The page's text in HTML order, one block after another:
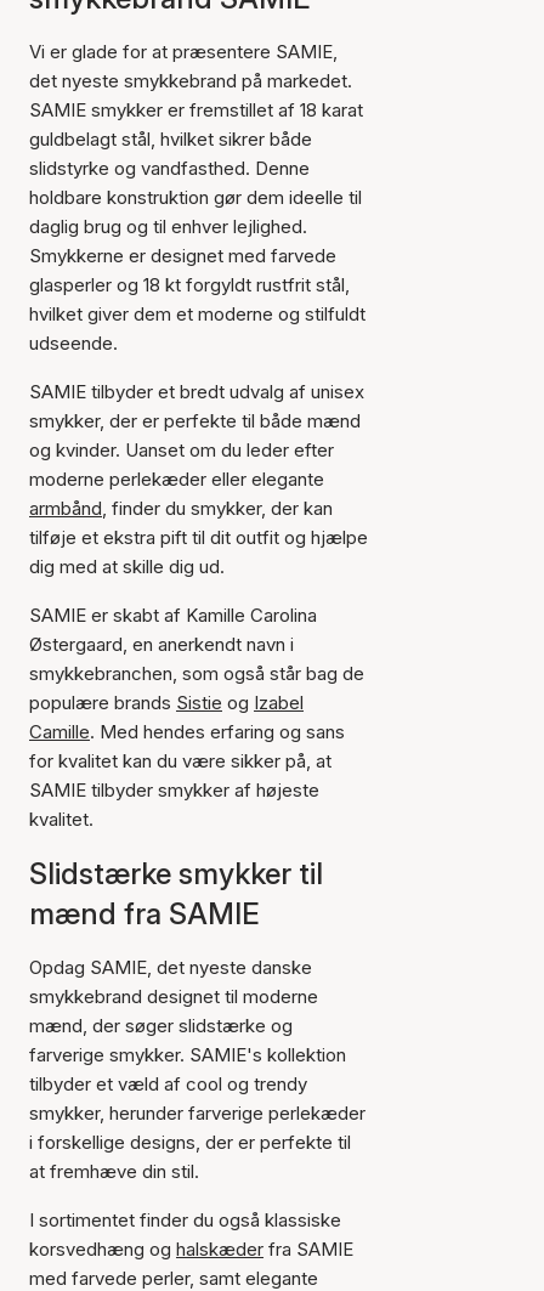
Vi er glade for at præsentere SAMIE,
det nyeste smykkebrand på markedet.
SAMIE smykker er fremstillet af 18 karat
guldbelagt stål, hvilket sikrer både
slidstyrke og vandfasthed. Denne
holdbare konstruktion gør dem ideelle til
daglig brug og til enhver lejlighed.
Smykkerne er designet med farvede
glasperler og 18 kt forgyldt rustfrit stål,
hvilket giver dem et moderne og stilfuldt
udseende.
SAMIE tilbyder et bredt udvalg af unisex
smykker, der er perfekte til både mænd
og kvinder. Uanset om du leder efter
moderne perlekæder eller elegante
armbånd, finder du smykker, der kan
tilføje et ekstra pift til dit outfit og hjælpe
dig med at skille dig ud.
SAMIE er skabt af Kamille Carolina
Østergaard, en anerkendt navn i
smykkebranchen, som også står bag de
populære brands Sistie og Izabel
Camille. Med hendes erfaring og sans
for kvalitet kan du være sikker på, at
SAMIE tilbyder smykker af højeste
kvalitet.
Slidstærke smykker til
mænd fra SAMIE
Opdag SAMIE, det nyeste danske
smykkebrand designet til moderne
mænd, der søger slidstærke og
farverige smykker. SAMIE's kollektion
tilbyder et væld af cool og trendy
smykker, herunder farverige perlekæder
i forskellige designs, der er perfekte til
at fremhæve din stil.
I sortimentet finder du også klassiske
korsvedhæng og halskæder fra SAMIE
med farvede perler, samt elegante